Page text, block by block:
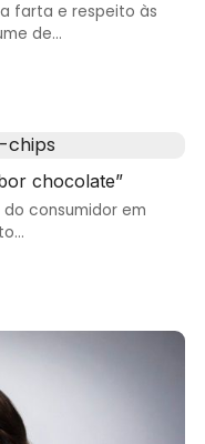
farta e respeito às
de…
chocolate”
consumidor em